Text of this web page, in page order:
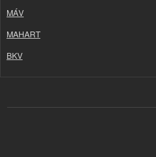
MÁV
MAHART
BKV